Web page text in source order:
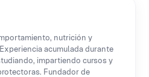
nutrición y
acumulada durante
impartiendo cursos y
Fundador de